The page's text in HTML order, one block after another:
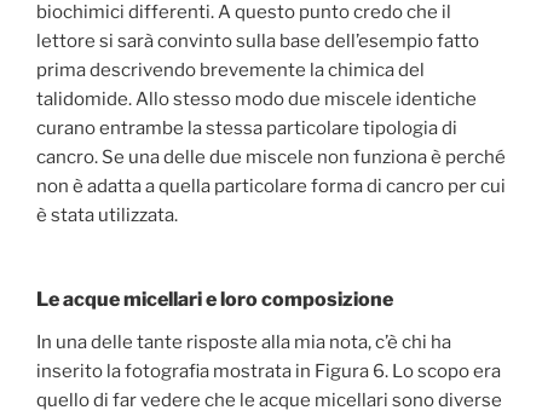
biochimici differenti. A questo punto credo che il
lettore si sarà convinto sulla base dell’esempio fatto
prima descrivendo brevemente la chimica del
talidomide. Allo stesso modo due miscele identiche
curano entrambe la stessa particolare tipologia di
cancro. Se una delle due miscele non funziona è perché
non è adatta a quella particolare forma di cancro per cui
è stata utilizzata.
Le acque micellari e loro composizione
In una delle tante risposte alla mia nota, c’è chi ha
inserito la fotografia mostrata in Figura 6. Lo scopo era
quello di far vedere che le acque micellari sono diverse